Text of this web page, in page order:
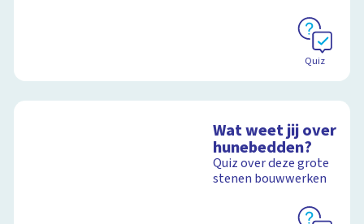
Quiz
Wat weet jij over
hunebedden?
Quiz over deze grote
stenen bouwwerken